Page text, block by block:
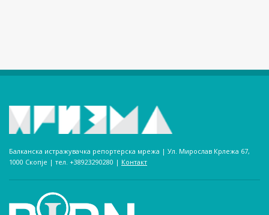
Балканска истражувачка репортерска мрежа | Ул. Мирослав Крлежа 67,
1000 Скопје | тел. +38923290280­ | Контакт